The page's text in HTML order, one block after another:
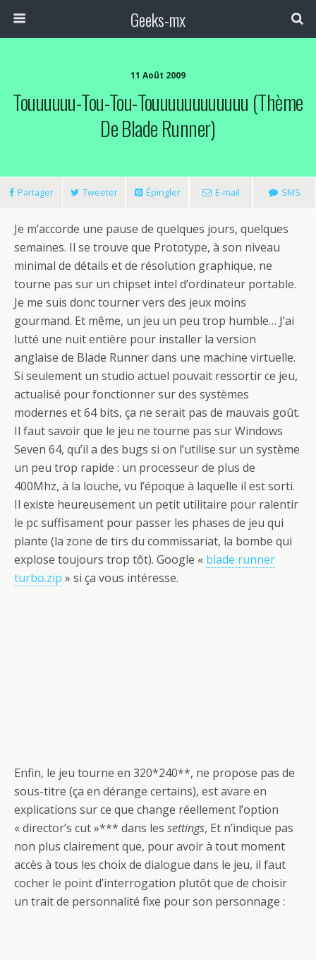
Geeks-mx
11 Août 2009
Touuuuuu-Tou-Tou-Touuuuuuuuuuuu (thème
De Blade Runner)
Partager Tweeter Épingler E-mail SMS
Je m’accorde une pause de quelques jours, quelques
semaines. Il se trouve que Prototype, à son niveau
minimal de détails et de résolution graphique, ne
tourne pas sur un chipset intel d’ordinateur portable.
Je me suis donc tourner vers des jeux moins
gourmand. Et même, un jeu un peu trop humble… J’ai
lutté une nuit entière pour installer la version
anglaise de Blade Runner dans une machine virtuelle.
Si seulement un studio actuel pouvait ressortir ce jeu,
actualisé pour fonctionner sur des systèmes
modernes et 64 bits, ça ne serait pas de mauvais goût.
Il faut savoir que le jeu ne tourne pas sur Windows
Seven 64, qu’il a des bugs si on l’utilise sur un système
un peu trop rapide : un processeur de plus de
400Mhz, à la louche, vu l’époque à laquelle il est sorti.
Il existe heureusement un petit utilitaire pour ralentir
le pc suffisament pour passer les phases de jeu qui
plante (la zone de tirs du commissariat, la bombe qui
explose toujours trop tôt). Google « blade runner
turbo.zip » si ça vous intéresse.
Enfin, le jeu tourne en 320*240**, ne propose pas de
sous-titre (ça en dérange certains), est avare en
explications sur ce que change réellement l’option
« director’s cut »*** dans les settings, Et n’indique pas
non plus clairement que, pour avoir à tout moment
accès à tous les choix de dialogue dans le jeu, il faut
cocher le point d’interrogation plutôt que de choisir
un trait de personnalité fixe pour son personnage :